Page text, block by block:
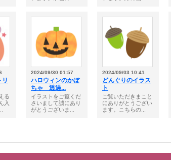
リ
る
入
2024/09/30 01:57
ハロウィンのかぼ
ちゃ 透過...
イラストをご覧くだ
さいまして誠にあり
がとうございま...
2024/09/03 10:41
どんぐりのイラス
ト
ご覧いただきまこと
にありがとうござい
ます。こちらの...